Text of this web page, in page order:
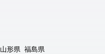
山形県 福島県